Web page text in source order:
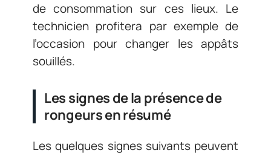
de consommation sur ces lieux. Le
technicien profitera par exemple de
l’occasion pour changer les appâts
souillés.
Les signes de la présence de
rongeurs en résumé
Les quelques signes suivants peuvent